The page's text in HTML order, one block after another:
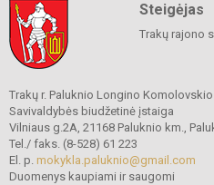
Steigėjas
Trakų rajono
Trakų r. Paluknio Longino
Savivaldybės biudžetinė įstaiga
Vilniaus g.2A, 21168 Paluknio km.,
Tel./ faks. (8-528) 61 223
El. p. mokykla.paluknio@gmail.com
Duomenys kaupiami ir saugomi